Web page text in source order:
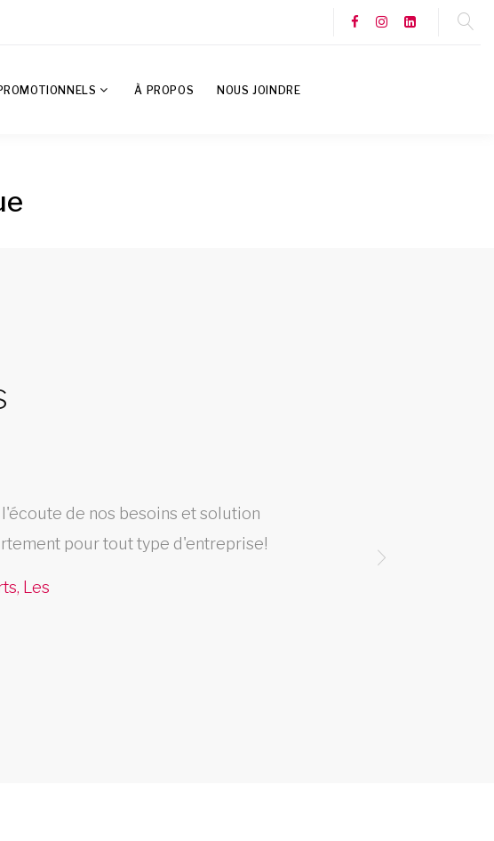
À PROPOS NOUS JOINDRE
de nos besoins et solution
pour tout type d'entreprise!
Les